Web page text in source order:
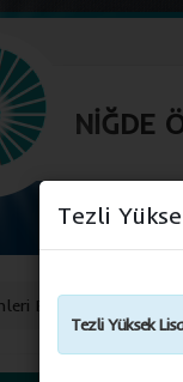
NİĞDE
Enstitüsü
Tezli
Tezli Yüksek